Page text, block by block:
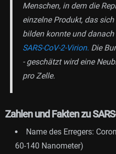
Menschen, in dem die
einzelne Produkt, das
bilden konnte und
SARS-CoV-2-Virion. Die
- geschätzt wird eine
pro Zelle.
Zahlen und Fakten zu
Name des Erregers:
60-140 Nanometer)